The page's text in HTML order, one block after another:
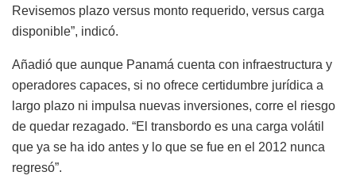
Revisemos plazo versus monto requerido, versus carga
disponible”, indicó.
Añadió que aunque Panamá cuenta con infraestructura y
operadores capaces, si no ofrece certidumbre jurídica a
largo plazo ni impulsa nuevas inversiones, corre el riesgo
de quedar rezagado. “El transbordo es una carga volátil
que ya se ha ido antes y lo que se fue en el 2012 nunca
regresó”.